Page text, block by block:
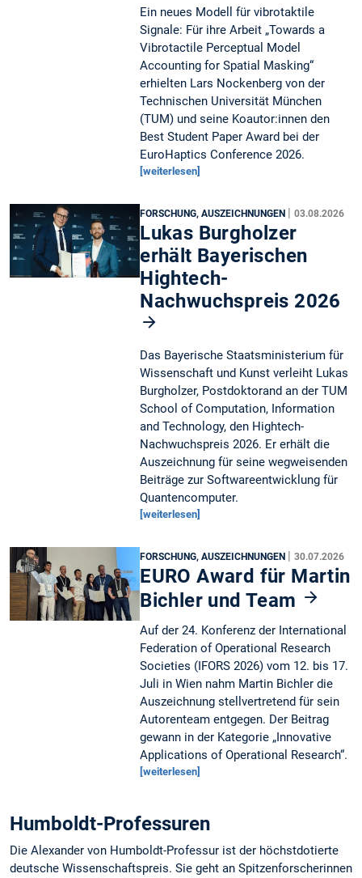
Ein neues Modell für vibrotaktile
Signale: Für ihre Arbeit „Towards a
Vibrotactile Perceptual Model
Accounting for Spatial Masking“
erhielten Lars Nockenberg von der
Technischen Universität München
(TUM) und seine Koautor:innen den
Best Student Paper Award bei der
EuroHaptics Conference 2026.
[weiterlesen]
FORSCHUNG, AUSZEICHNUNGEN |03.08.2026
Lukas Burgholzer
erhält Bayerischen
Hightech-
Nachwuchspreis 2026
Das Bayerische Staatsministerium für
Wissenschaft und Kunst verleiht Lukas
Burgholzer, Postdoktorand an der TUM
School of Computation, Information
and Technology, den Hightech-
Nachwuchspreis 2026. Er erhält die
Auszeichnung für seine wegweisenden
Beiträge zur Softwareentwicklung für
Quantencomputer.
[weiterlesen]
FORSCHUNG, AUSZEICHNUNGEN |30.07.2026
EURO Award für Martin
Bichler und Team
Auf der 24. Konferenz der International
Federation of Operational Research
Societies (IFORS 2026) vom 12. bis 17.
Juli in Wien nahm Martin Bichler die
Auszeichnung stellvertretend für sein
Autorenteam entgegen. Der Beitrag
gewann in der Kategorie „Innovative
Applications of Operational Research“.
[weiterlesen]
Humboldt-Professuren
Die Alexander von Humboldt-Professur ist der höchstdotierte
deutsche Wissenschaftspreis. Sie geht an Spitzenforscherinnen